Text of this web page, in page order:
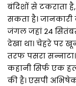
बंदिशों से टकराता
सकता है। जानकारी
जंगल जहां 24
देखा था। चेहरे पर
तरफ पसरा
कहानी सिर्फ एक
की है। एसपी